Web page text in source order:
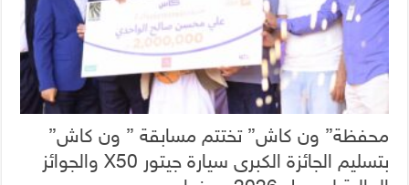
محفظة” ون كاش” تختتم مسابقة ” ون كاش”
بتسليم الجائزة الكبرى سيارة جيتور X50 والجوائز